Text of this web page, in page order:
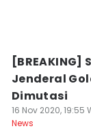
[BREAKING]
Jenderal
Dimutasi
16 Nov 2020, 19:55
News